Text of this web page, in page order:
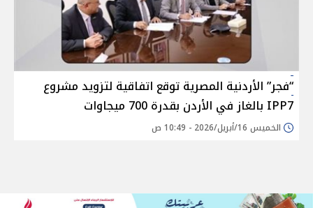
“فجر” الأردنية المصرية توقع اتفاقية لتزويد مشروع
IPP7 بالغاز في الأردن بقدرة 700 ميجاوات
الخميس 16/أبريل/2026 - 10:49 ص